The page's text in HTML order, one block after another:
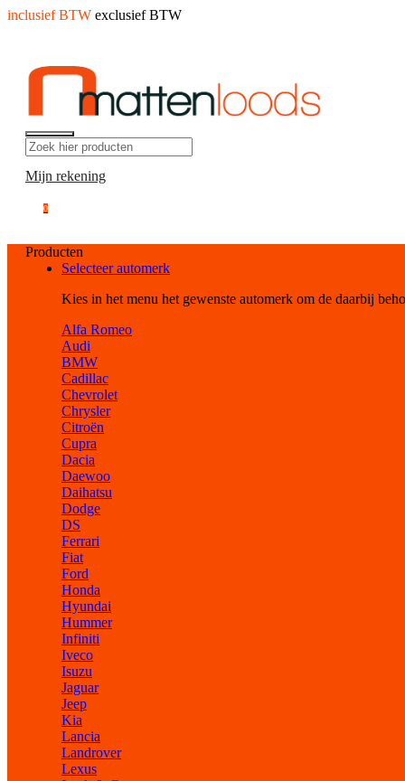
inclusief BTW exclusief BTW
Mijn rekening
0
Producten
Selecteer automerk
Kies in het menu het gewenste automerk om de daarbij
Alfa Romeo
Audi
BMW
Cadillac
Chevrolet
Chrysler
Citroën
Cupra
Dacia
Daewoo
Daihatsu
Dodge
DS
Ferrari
Fiat
Ford
Honda
Hyundai
Hummer
Infiniti
Iveco
Isuzu
Jaguar
Jeep
Kia
Lancia
Landrover
Lexus